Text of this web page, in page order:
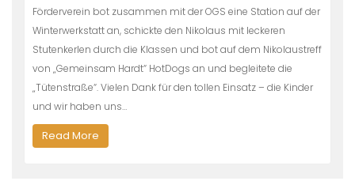
Förderverein bot zusammen mit der OGS eine Station auf der
Winterwerkstatt an, schickte den Nikolaus mit leckeren
Stutenkerlen durch die Klassen und bot auf dem Nikolaustreff
von „Gemeinsam Hardt“ HotDogs an und begleitete die
„Tütenstraße“. Vielen Dank für den tollen Einsatz – die Kinder
und wir haben uns…
Read More